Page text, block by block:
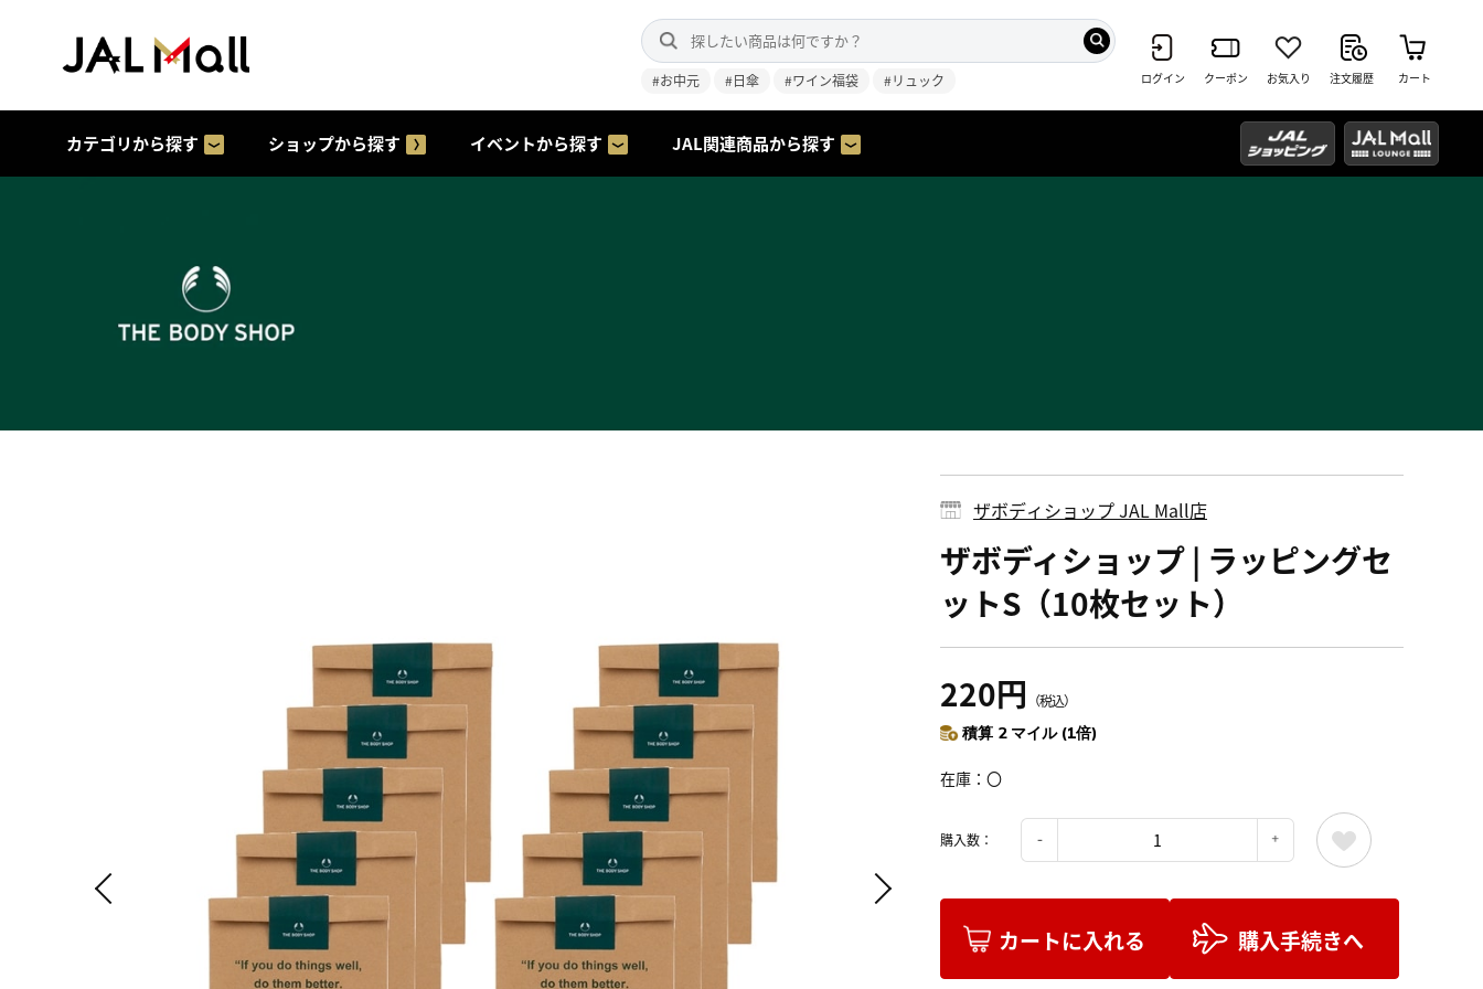
#お中元 #日傘 #ワイン福袋 #リュック ログイン クーポン お気入り 注文履歴 カート
カテゴリから探す ショップから探す イベントから探す JAL関連商品から探す
ザボディショップ JAL Mall店
ザボディショップ | ラッピングセ
ットS（10枚セット）
220円 （税込）
積算 2 マイル (1倍)
在庫 〇
購入数：
カートに入れる 購入手続きへ